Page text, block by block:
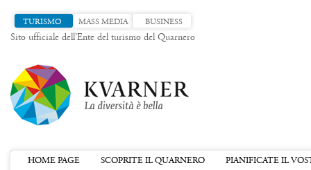
TURISMO MASS MEDIA BUSINESS
Sito ufficiale dell’Ente del turismo del Quarnero
HOME PAGE SCOPRITE IL QUARNERO PIANIFICATE IL